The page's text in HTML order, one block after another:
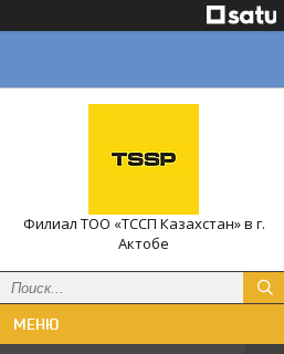
Филиал ТОО «ТССП Казахстан» в г.
Актобе